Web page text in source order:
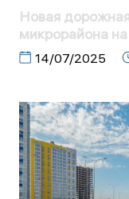
Новая
микрорайона
14/07/2025